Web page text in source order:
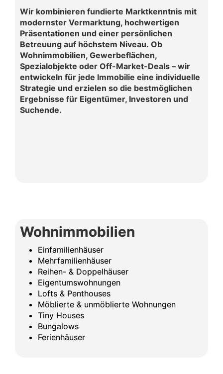
Wir kombinieren fundierte Marktkenntnis mit
modernster Vermarktung, hochwertigen
Präsentationen und einer persönlichen
Betreuung auf höchstem Niveau. Ob
Wohnimmobilien, Gewerbeflächen,
Spezialobjekte oder Off-Market-Deals – wir
entwickeln für jede Immobilie eine individuelle
Strategie und erzielen so die bestmöglichen
Ergebnisse für Eigentümer, Investoren und
Suchende.
Wohnimmobilien
Einfamilienhäuser
Mehrfamilienhäuser
Reihen- & Doppelhäuser
Eigentumswohnungen
Lofts & Penthouses
Möblierte & unmöblierte Wohnungen
Tiny Houses
Bungalows
Ferienhäuser